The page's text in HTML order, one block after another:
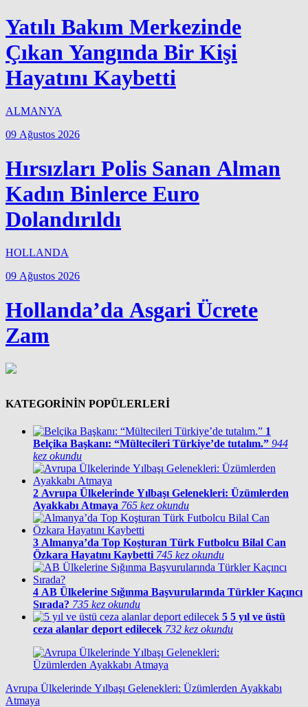
Yatılı Bakım Merkezinde
Çıkan Yangında Bir Kişi
Hayatını Kaybetti
ALMANYA
09 Ağustos 2026
Hırsızları Polis Sanan Alman
Kadın Binlerce Euro
Dolandırıldı
HOLLANDA
09 Ağustos 2026
Hollanda’da Asgari Ücrete
Zam
KATEGORİNİN POPÜLERLERİ
1
Belçika Başkanı: “Mültecileri Türkiye’de tutalım.” 944
kez okundu
2 Avrupa Ülkelerinde Yılbaşı Gelenekleri: Üzümlerden
Ayakkabı Atmaya 765 kez okundu
3 Almanya’da Top Koşturan Türk Futbolcu Bilal Can
Özkara Hayatını Kaybetti 745 kez okundu
4 AB Ülkelerine Sığınma Başvurularında Türkler Kaçıncı
Sırada? 735 kez okundu
5 5 yıl ve üstü
ceza alanlar deport edilecek 732 kez okundu
Avrupa Ülkelerinde Yılbaşı Gelenekleri: Üzümlerden Ayakkabı
Atmaya